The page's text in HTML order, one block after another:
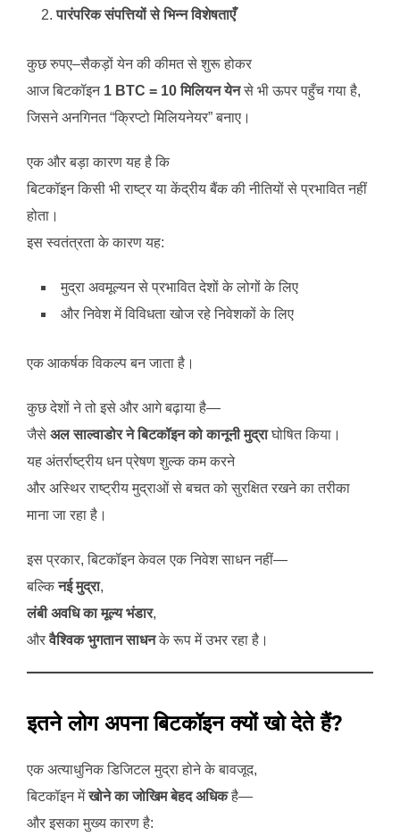
पारंपरिक संपत्तियों से भिन्न विशेषताएँ
कुछ रुपए–सैकड़ों येन की कीमत से शुरू होकर
आज बिटकॉइन 1 BTC = 10 मिलियन येनसे भी ऊपर पहुँच गया है,
जिसने अनगिनत “क्रिप्टो मिलियनेयर” बनाए।
एक और बड़ा कारण यह है कि
बिटकॉइन किसी भी राष्ट्र या केंद्रीय बैंक की नीतियों से प्रभावित नहीं
होता।
इस स्वतंत्रता के कारण यह:
मुद्रा अवमूल्यन से प्रभावित देशों के लोगों के लिए
और निवेश में विविधता खोज रहे निवेशकों के लिए
एक आकर्षक विकल्प बन जाता है।
कुछ देशों ने तो इसे और आगे बढ़ाया है—
जैसे अल साल्वाडोर ने बिटकॉइन को कानूनी मुद्राघोषित किया।
यह अंतर्राष्ट्रीय धन प्रेषण शुल्क कम करने
और अस्थिर राष्ट्रीय मुद्राओं से बचत को सुरक्षित रखने का तरीका
माना जा रहा है।
इस प्रकार, बिटकॉइन केवल एक निवेश साधन नहीं—
बल्किनई मुद्रा,
लंबी अवधि का मूल्य भंडार,
औरवैश्विक भुगतान साधनके रूप में उभर रहा है।
इतने लोग अपना बिटकॉइन क्यों खो देते हैं?
एक अत्याधुनिक डिजिटल मुद्रा होने के बावजूद,
बिटकॉइन मेंखोने का जोखिम बेहद अधिकहै—
और इसका मुख्य कारण है: